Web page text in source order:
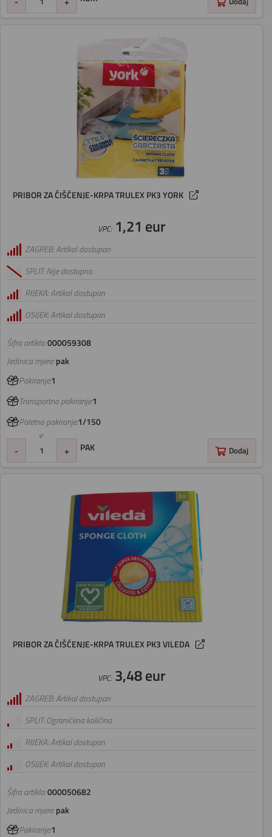
PRIBOR ZA ČIŠĆENJE-KRPA TRULEX PK3 YORK
Šifra artikla:000059308
VPC:1,21 eur
ZAGREB: Artikal dostupan
SPLIT: Nije dostupno
RIJEKA: Artikal dostupan
OSIJEK: Artikal dostupan
Jedinica mjere:pak
Pakiranje:1
Transportno pakiranje:1
Paletno pakiranje:1/150
- + PAK Dodaj
PRIBOR ZA ČIŠĆENJE-KRPA TRULEX PK3 VILEDA
Šifra artikla:000050682
VPC:3,48 eur
ZAGREB: Artikal dostupan
SPLIT: Ograničena količina
RIJEKA: Artikal dostupan
OSIJEK: Artikal dostupan
Jedinica mjere:pak
Pakiranje:1